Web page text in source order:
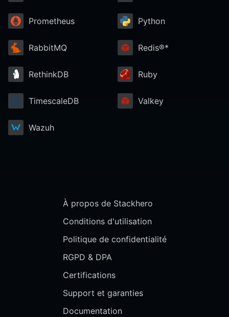
Prometheus Python
RabbitMQ Redis®*
RethinkDB Ruby
TimescaleDB Valkey
Wazuh
À propos de Stackhero
Conditions d'utilisation
Politique de confidentialité
RGPD & DPA
Certifications
Support et garanties
Documentation